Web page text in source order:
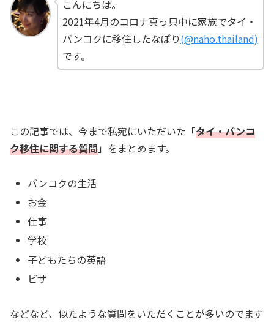
こんにちは。
2021年4月のコロナ真っ只中に家族でタイ・
バンコクに移住したなぽり(@naho.thailand)
です。
この記事では、今まで私宛にいただいた「タイ・バンコ
ク移住に関する質問」をまとめます。
バンコクの生活
お金
仕事
学校
子どもたちの英語
ビザ
などなど、似たような質問をいただくことが多いのでまず